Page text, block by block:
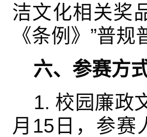
洁文化相关奖
《条例》”普
六、参赛方
1. 校园廉政
月15日，参赛